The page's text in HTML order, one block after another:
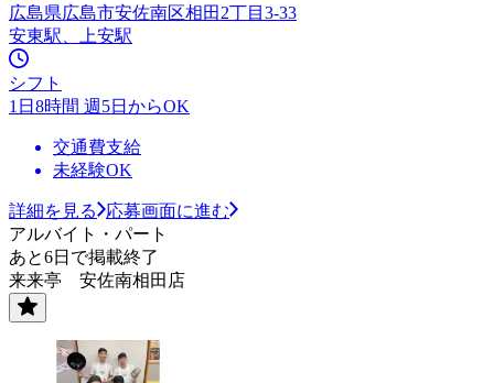
広島県広島市安佐南区相田2丁目3-33
安東駅、上安駅
シフト
1日8時間 週5日からOK
交通費支給
未経験OK
詳細を見る
応募画面に進む
アルバイト・パート
あと6日で掲載終了
来来亭 安佐南相田店